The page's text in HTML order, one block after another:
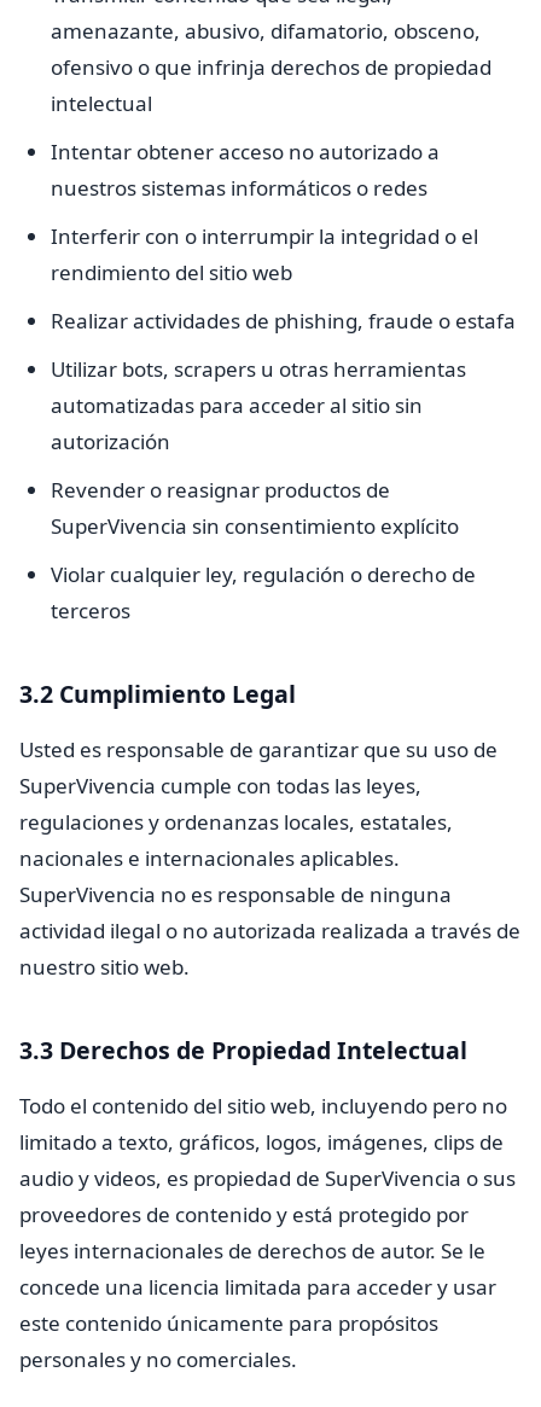
amenazante, abusivo, difamatorio, obsceno,
ofensivo o que infrinja derechos de propiedad
intelectual
Intentar obtener acceso no autorizado a
nuestros sistemas informáticos o redes
Interferir con o interrumpir la integridad o el
rendimiento del sitio web
Realizar actividades de phishing, fraude o estafa
Utilizar bots, scrapers u otras herramientas
automatizadas para acceder al sitio sin
autorización
Revender o reasignar productos de
SuperVivencia sin consentimiento explícito
Violar cualquier ley, regulación o derecho de
terceros
3.2 Cumplimiento Legal
Usted es responsable de garantizar que su uso de
SuperVivencia cumple con todas las leyes,
regulaciones y ordenanzas locales, estatales,
nacionales e internacionales aplicables.
SuperVivencia no es responsable de ninguna
actividad ilegal o no autorizada realizada a través de
nuestro sitio web.
3.3 Derechos de Propiedad Intelectual
Todo el contenido del sitio web, incluyendo pero no
limitado a texto, gráficos, logos, imágenes, clips de
audio y videos, es propiedad de SuperVivencia o sus
proveedores de contenido y está protegido por
leyes internacionales de derechos de autor. Se le
concede una licencia limitada para acceder y usar
este contenido únicamente para propósitos
personales y no comerciales.